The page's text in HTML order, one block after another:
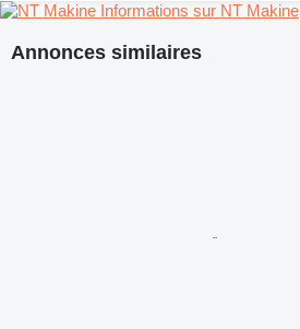
Annonces similaires
Informations sur NT Makine